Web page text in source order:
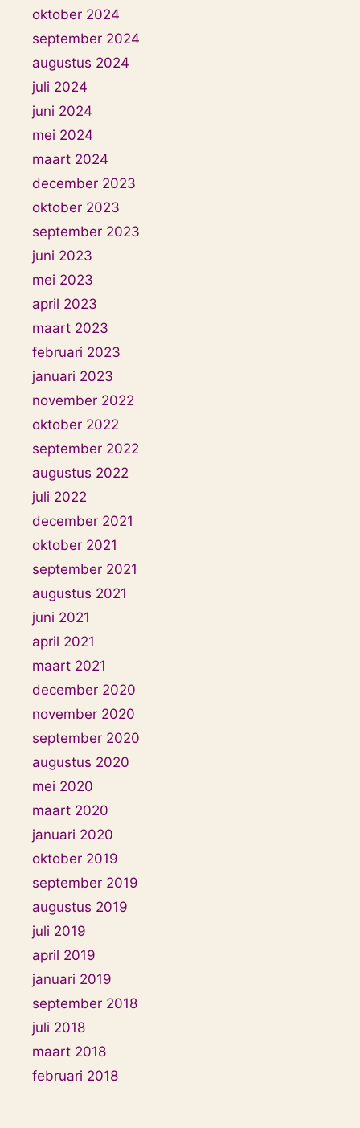
oktober 2024
september 2024
augustus 2024
juli 2024
juni 2024
mei 2024
maart 2024
december 2023
oktober 2023
september 2023
juni 2023
mei 2023
april 2023
maart 2023
februari 2023
januari 2023
november 2022
oktober 2022
september 2022
augustus 2022
juli 2022
december 2021
oktober 2021
september 2021
augustus 2021
juni 2021
april 2021
maart 2021
december 2020
november 2020
september 2020
augustus 2020
mei 2020
maart 2020
januari 2020
oktober 2019
september 2019
augustus 2019
juli 2019
april 2019
januari 2019
september 2018
juli 2018
maart 2018
februari 2018